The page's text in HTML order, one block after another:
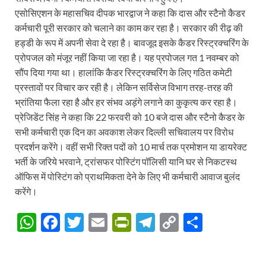
एसोसिएशन के महासचिव दीपक भारद्वाज ने कहा कि दास और स्टैनो कैडर
कर्मचारी पूरी सरकार को चलाने का काम कर रहा है। सरकार की रीढ़ की
हड्डी के रूप में अपनी सेवा दे रहा है। बावजूद इसके कैडर रिस्ट्रक्चरिंग के
प्रोपजल को मंजूर नहीं किया जा रहा है। यह प्रपोजल गत 1 नवम्बर को
सौंप दिया गया था। हालांकि कैडर रिस्ट्रक्चरिंग के लिए गठित कमेटी
प्रस्तावों पर विचार कर रही है। लेकिन सर्विसेज विभाग तरह-तरह की
भ्रांतिया फैला रहा है और हर संभव अड़ंगे लगाने का कुकृत्य कर रहा है।
प्रेजिडेंट सिंह ने कहा कि 22 फरवरी को 10 बजे दास और स्टैनो कैडर के
सभी कर्मचारी एक दिन का अवकाश लेकर दिल्ली सचिवालय पर विरोध
प्रदर्शन करेंगे। वहीं सभी रिक्त पदों को 10 मार्च तक प्रमोशन या डायरेक्ट
भर्ती के जरिये भरवाने, ट्रांसफर पोस्टिंग पॉलिसी यानि घर से निकटस्थ
ऑफिस में पोस्टिंग को प्राथमिकता देने के लिए भी कर्मचारी आवाज बुलंद
करेंगे।
W F
T
E
P
T
C